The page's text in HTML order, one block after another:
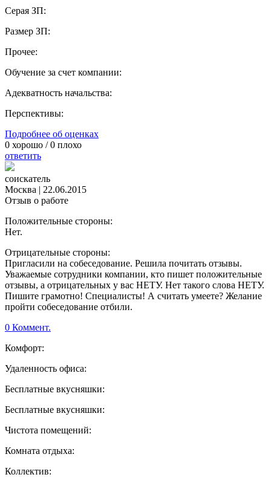
Серая ЗП:
Размер ЗП:
Прочее:
Обучение за счет компании:
Адекватность начальства:
Перспективы:
Подробнее об оценках
0 хорошо /0 плохо
ответить
соискатель
Москва | 22.06.2015
Отзыв о работе
Положительные стороны:
Нет.
Отрицательные стороны:
Пригласили на собеседование. Решила почитать отзывы.
Уважаемые сотрудники компании, кто пишет положительные
отзывы, а отрицательных у вас НЕТУ. Нет такого слова НЕТУ.
Пишите грамотно! Специалисты! А считать умеете? Желание
пройти собеседование отбили.
0 Коммент.
Комфорт:
Удаленность офиса:
Бесплатные вкусняшки:
Бесплатные вкусняшки:
Чистота помещений:
Комната отдыха:
Коллектив: